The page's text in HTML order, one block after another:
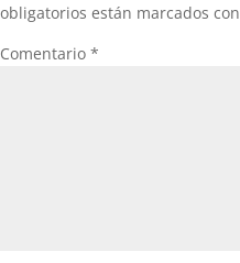
obligatorios están marcados con
Comentario *